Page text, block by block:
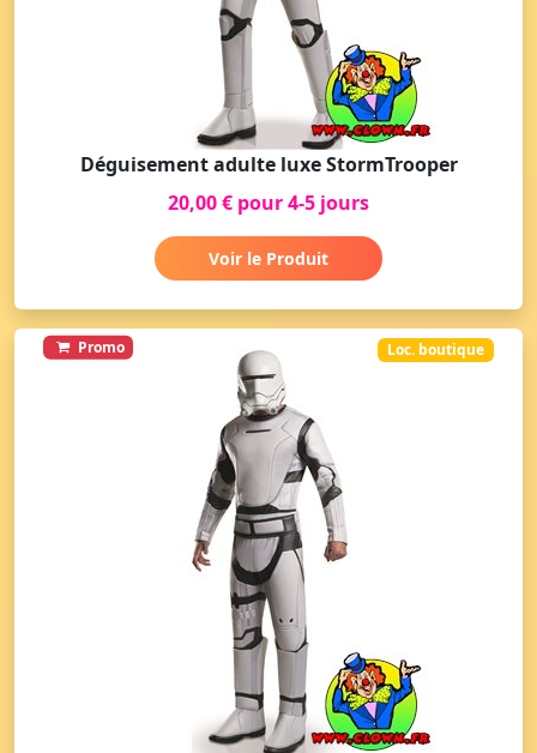
Déguisement adulte luxe StormTrooper
20,00 € pour 4-5 jours
Voir le Produit
Promo Loc. boutique